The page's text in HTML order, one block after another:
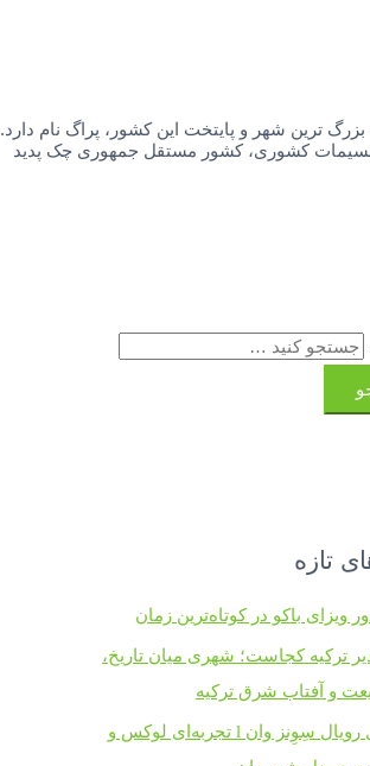
ترین شهر و پایتخت این کشور، پراگ نام دارد.
جزئی از کشوری به نام چکسلواکی بوده ولی در سال ۱۹۳۳ در پی تقسیمات کشوری، کشور مستقل جمهوری چک پدید
تازه
ویزای باکو در کوتاه‌ترین زمان
ترکیه کجاست؛ شهری میان تاریخ،
و آفتاب شرق ترکیه
هتل رویال سِوِنز وان l تجربه‌ای لوکس و